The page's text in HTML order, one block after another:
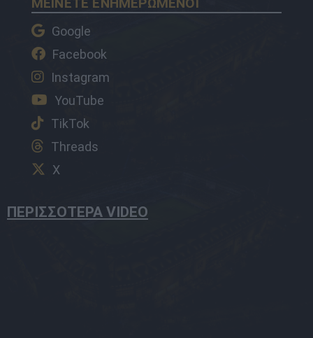
Google
Facebook
Instagram
YouTube
TikTok
Threads
X
ΠΕΡΙΣΣΟΤΕΡΑ VIDEO